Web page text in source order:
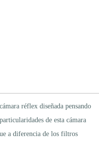
réflex diseñada pensando
de esta cámara
a diferencia de los filtros